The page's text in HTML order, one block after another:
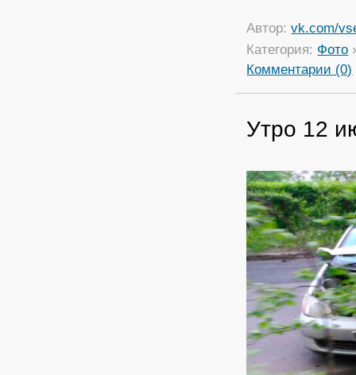
Автор:vk.com/
Категория: Фото
Комментарии (0)
Утро 12